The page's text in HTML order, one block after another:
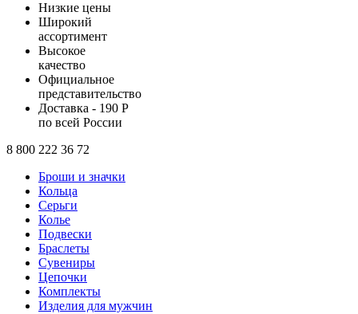
Низкие цены
Широкий
ассортимент
Высокое
качество
Официальное
представительство
Доставка - 190 Р
по всей России
8 800 222 36 72
Броши и значки
Кольца
Серьги
Колье
Подвески
Браслеты
Сувениры
Цепочки
Комплекты
Изделия для мужчин